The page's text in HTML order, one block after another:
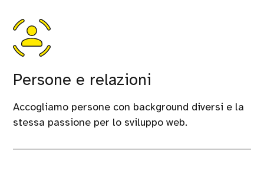
Persone e relazioni
Accogliamo persone con background diversi e la
stessa passione per lo sviluppo web.